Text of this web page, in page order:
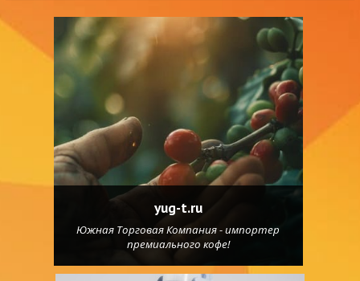
yug-t.ru
Южная Торговая Компания - импортер
премиального кофе!